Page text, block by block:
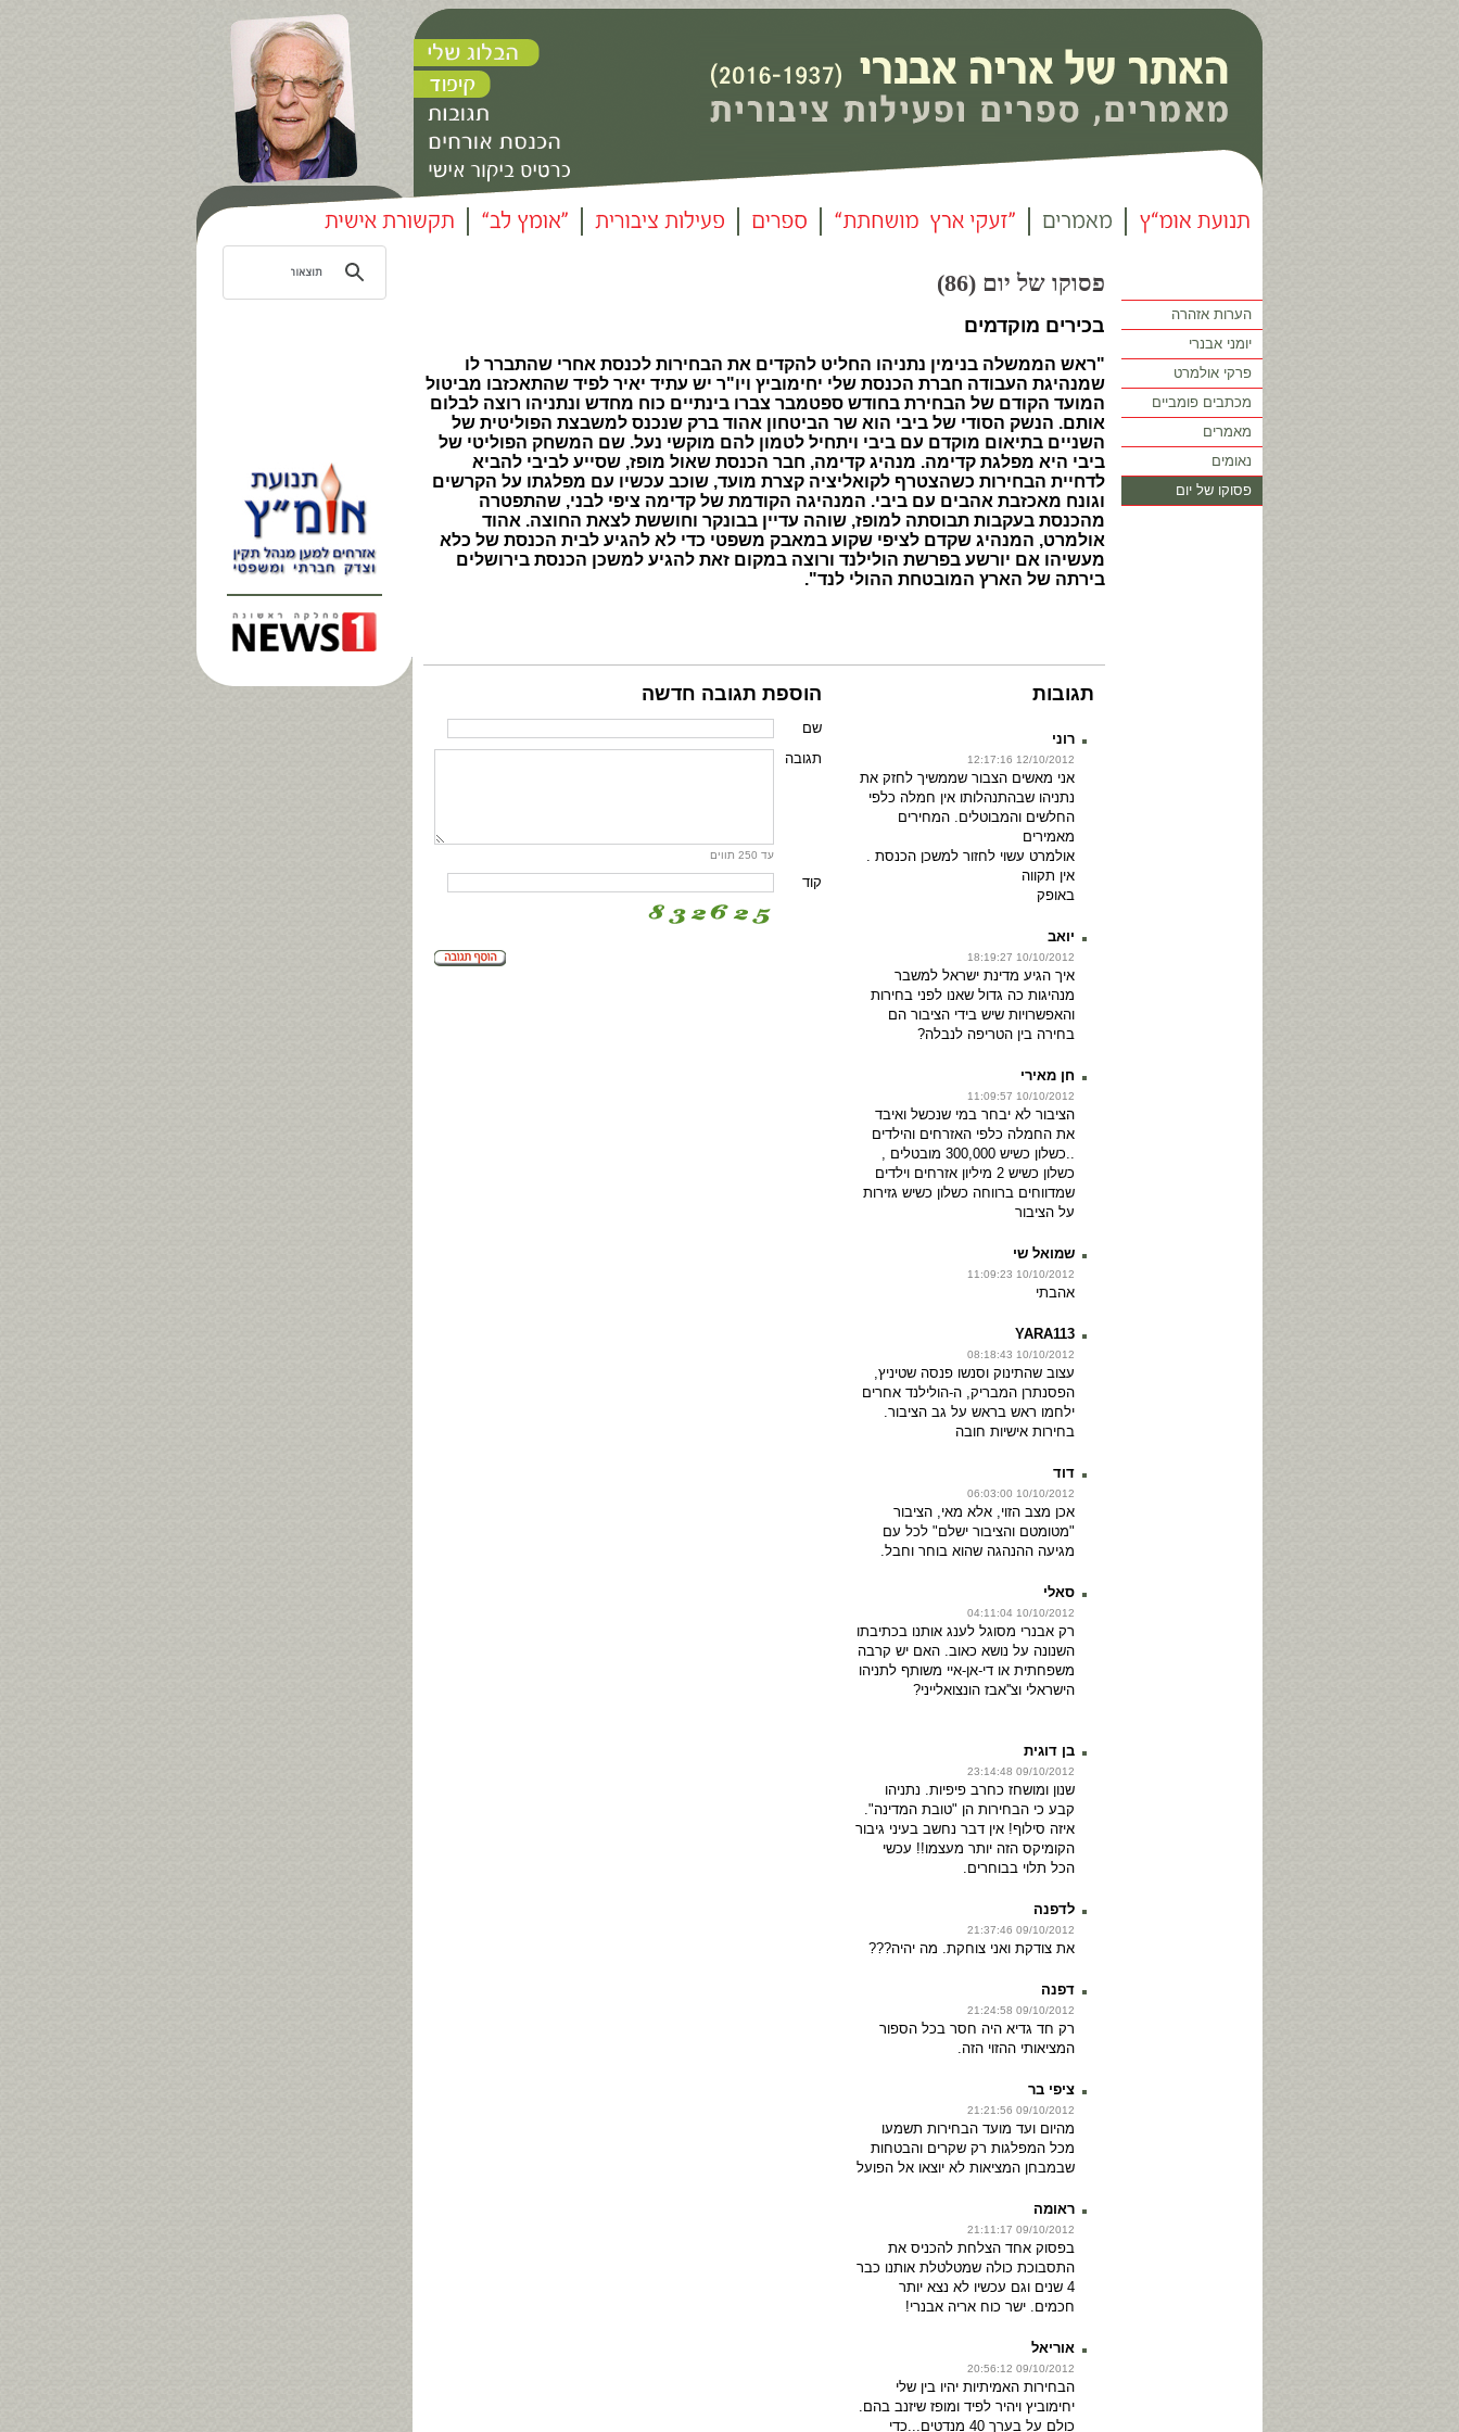
פסוקו של יום (86)
בכירים מוקדמים
"ראש הממשלה בנימין נתניהו החליט להקדים את הבחירות לכנסת אחרי שהתברר לו
שמנהיגת העבודה חברת הכנסת שלי יחימוביץ ויו"ר יש עתיד יאיר לפיד שהתאכזבו מביטול
המועד הקודם של הבחירת בחודש ספטמבר צברו בינתיים כוח מחדש ונתניהו רוצה לבלום
אותם. הנשק הסודי של ביבי הוא שר הביטחון אהוד ברק שנכנס למשבצת הפוליטית של
השניים בתיאום מוקדם עם ביבי ויתחיל לטמון להם מוקשי נעל. שם המשחק הפוליטי של
ביבי היא מפלגת קדימה. מנהיג קדימה, חבר הכנסת שאול מופז, שסייע לביבי להביא
לדחיית הבחירות כשהצטרף לקואליציה קצרת מועד, שוכב עכשיו עם מפלגתו על הקרשים
וגונח מאכזבת אהבים עם ביבי. המנהיגה הקודמת של קדימה ציפי לבני, שהתפטרה
מהכנסת בעקבות תבוסתה למופז, שוהה עדיין בבונקר וחוששת לצאת החוצה. אהוד
אולמרט, המנהיג שקדם לציפי שקוע במאבק משפטי כדי לא להגיע לבית הכנסת של כלא
מעשיהו אם יורשע בפרשת הולילנד ורוצה במקום זאת להגיע למשכן הכנסת בירושלים
בירתה של הארץ המובטחת ההולי לנד".
הוספת תגובה חדשה
שם
עד 250 תווים
תגובה
קוד
תגובות
רוני
12/10/2012 12:17:16
אני מאשים הצבור שממשיך לחזק את
נתניהו שבהתנהלותו אין חמלה כלפי
החלשים והמבוטלים. המחירים
מאמירים
אולמרט עשוי לחזור למשכן הכנסת .
אין תקווה
באופק
יואב
10/10/2012 18:19:27
איך הגיע מדינת ישראל למשבר
מנהיגות כה גדול שאנו לפני בחירות
והאפשרויות שיש בידי הציבור הם
בחירה בין הטריפה לנבלה?
חן מאירי
10/10/2012 11:09:57
הציבור לא יבחר במי שנכשל ואיבד
את החמלה כלפי האזרחים והילדים
..כשלון כשיש 300,000 מובטלים ,
כשלון כשיש 2 מיליון אזרחים וילדים
שמדווחים ברווחה כשלון כשיש גזירות
על הציבור
שמואל שי
10/10/2012 11:09:23
אהבתי
YARA113
10/10/2012 08:18:43
עצוב שהתינוק וסנשו פנסה שטיניץ,
הפסנתרן המבריק, ה-הולילנד אחרים
ילחמו ראש בראש על גב הציבור.
בחירות אישיות חובה
דוד
10/10/2012 06:03:00
אכן מצב הזוי, אלא מאי, הציבור
"מטומטם והציבור ישלם" לכל עם
מגיעה ההנהגה שהוא בוחר וחבל.
סאלי
10/10/2012 04:11:04
רק אבנרי מסוגל לענג אותנו בכתיבתו
השנונה על נושא כאוב. האם יש קרבה
משפחתית או די-אן-איי משותף לתניהו
הישראלי וצ''אבז הונצואלייני?
בן דוגית
09/10/2012 23:14:48
שנון ומושחז כחרב פיפיות. נתניהו
קבע כי הבחירות הן "טובת המדינה".
איזה סילוף! אין דבר נחשב בעיני גיבור
הקומיקס הזה יותר מעצמו!! עכשי
הכל תלוי בבוחרים.
לדפנה
09/10/2012 21:37:46
את צודקת ואני צוחקת. מה יהיה???
דפנה
09/10/2012 21:24:58
רק חד גדיא היה חסר בכל הספור
המציאותי ההזוי הזה.
ציפי בר
09/10/2012 21:21:56
מהיום ועד מועד הבחירות תשמעו
מכל המפלגות רק שקרים והבטחות
שבמבחן המציאות לא יוצאו אל הפועל
ראומה
09/10/2012 21:11:17
בפסוק אחד הצלחת להכניס את
התסבוכת כולה שמטלטלת אותנו כבר
4 שנים וגם עכשיו לא נצא יותר
חכמים. ישר כוח אריה אבנרי!
אוריאל
09/10/2012 20:56:12
הבחירות האמיתיות יהיו בין שלי
יחימוביץ ויהיר לפיד ומופז שיזנב בהם.
כולם על בערך 40 מנדטים...כדי
הערות אזהרה
יומני אבנרי
פרקי אולמרט
מכתבים פומביים
מאמרים
נאומים
פסוקו של יום